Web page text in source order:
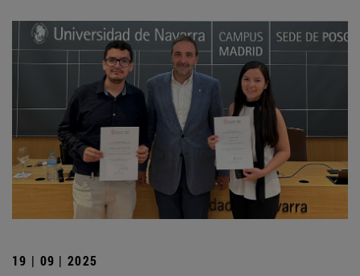
19 | 09 | 2025